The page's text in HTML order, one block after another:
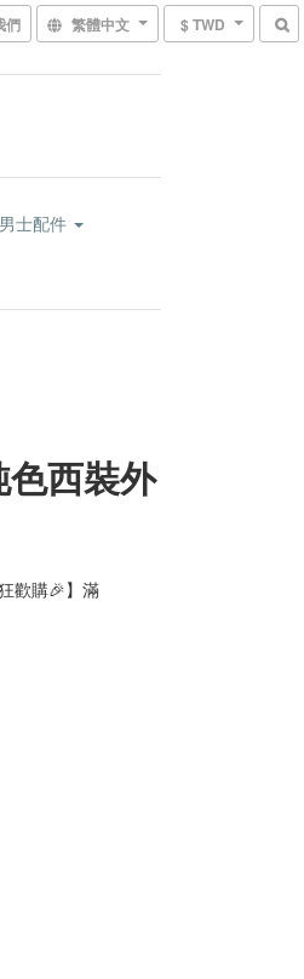
們 繁體中文 $ TWD
男士配件
西裝外
歡購🎉】滿